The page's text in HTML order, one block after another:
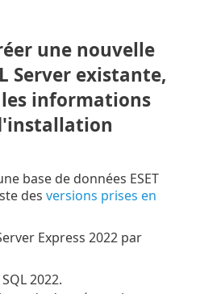
une nouvelle
Server existante,
les informations
base de données ESET
des versions prises en
Express 2022 par
2022.